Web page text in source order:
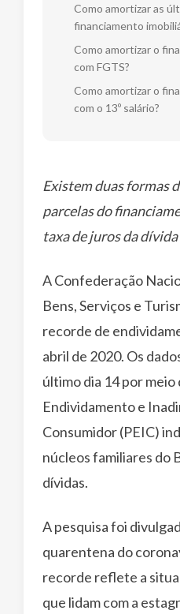
Como amortizar as
financiamento
Como amortizar o
com FGTS?
Como amortizar o
com o 13º salário?
Existem duas formas
parcelas do
taxa de juros da dívida
A Confederação
Bens, Serviços e
recorde de
abril de 2020. Os
último dia 14 por meio
Endividamento e
Consumidor (PEIC)
núcleos familiares do
dívidas.
A pesquisa foi
quarentena do
recorde reflete a
que lidam com a